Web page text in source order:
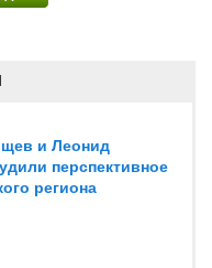
и Леонид
перспективное
региона